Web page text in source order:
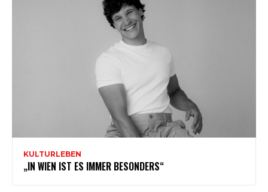
KULTURLEBEN
„IN WIEN IST ES IMMER BESONDERS“